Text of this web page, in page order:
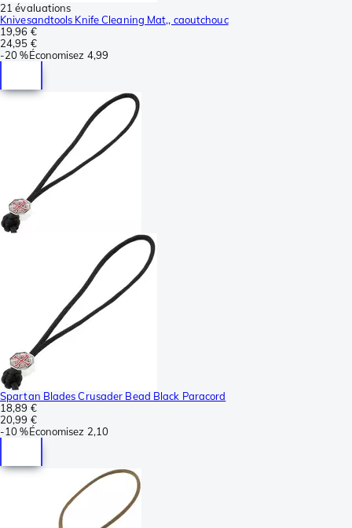
21 évaluations
Knivesandtools Knife Cleaning Mat,, caoutchouc
19,96 €
24,95 €
-20 %Économisez 4,99
Spartan Blades Crusader Bead Black Paracord
18,89 €
20,99 €
-10 %Économisez 2,10